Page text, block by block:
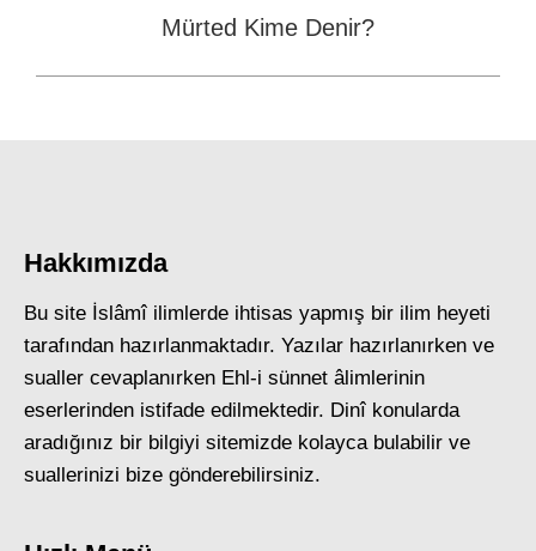
Next
Mürted Kime Denir?
Hakkımızda
Bu site İslâmî ilimlerde ihtisas yapmış bir ilim heyeti
tarafından hazırlanmaktadır. Yazılar hazırlanırken ve
sualler cevaplanırken Ehl-i sünnet âlimlerinin
eserlerinden istifade edilmektedir. Dinî konularda
aradığınız bir bilgiyi sitemizde kolayca bulabilir ve
suallerinizi bize gönderebilirsiniz.